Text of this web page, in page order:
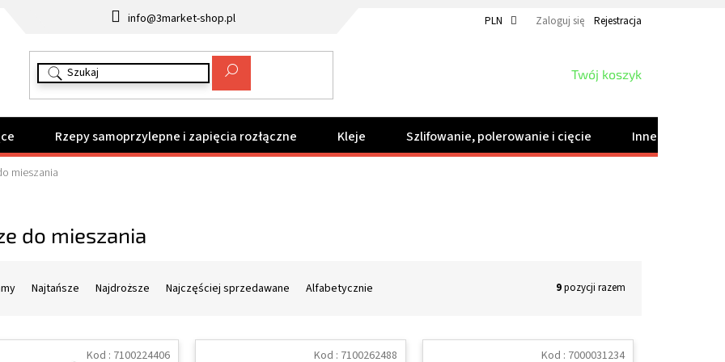
info@3market-shop.pl PLN Zaloguj się Rejestracja
KOSZYK
Twój koszyk
Rzepy samoprzylepne i zapięcia rozłączne Kleje Szlifowanie, polerowanie i cięcie Inne produkty
mieszania
do mieszania
Najtańsze Najdroższe Najczęściej sprzedawane Alfabetycznie 9pozycji razem
Kod : 7100224406 Kod : 7100262488 Kod : 7000031234